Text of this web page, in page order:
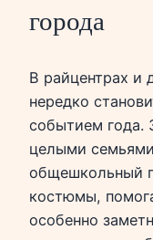
города
В райцентрах и
нередко
событием года.
целыми
общешкольный
костюмы,
особенно